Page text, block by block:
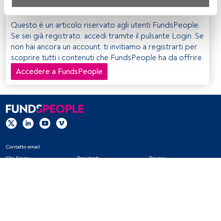
Utilizzo di dati di localizzazione geografica precisi. Analisi
attiva delle caratteristiche del dispositivo per la sua
identificazione. Memorizzazione delle informazioni su un
dispositivo e/o accesso alle stesse. Pubblicità e contenuti
personalizzati, misurazione della pubblicità e dei
contenuti, ricerca sul pubblico e sviluppo di servizi.
Questo è un articolo riservato agli utenti FundsPeople.
Se sei già registrato, accedi tramite il pulsante Login. Se
non hai ancora un account, ti invitiamo a registrarti per
scoprire tutti i contenuti che FundsPeople ha da offrire.
Accedere a FundsPeople
Contatto email
Chi Siamo
Registrati
Privacy